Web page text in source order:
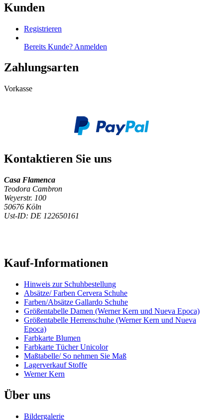
Kunden
Registrieren
Bereits Kunde? Anmelden
Zahlungsarten
Vorkasse
Kontaktieren Sie uns
Casa Flamenca
Teodora Cambron
Weyerstr. 100
50676 Köln
Ust-ID: DE 122650161
Kauf-Informationen
Hinweis zur Schuhbestellung
Absätze/ Farben Cervera Schuhe
Farben/Absätze Gallardo Schuhe
Größentabelle Damen (Werner Kern und Nueva Epoca)
Größentabelle Herrenschuhe (Werner Kern und Nueva
Epoca)
Farbkarte Blumen
Farbkarte Tücher Unicolor
Maßtabelle/ So nehmen Sie Maß
Lagerverkauf Stoffe
Werner Kern
Über uns
Bildergalerie